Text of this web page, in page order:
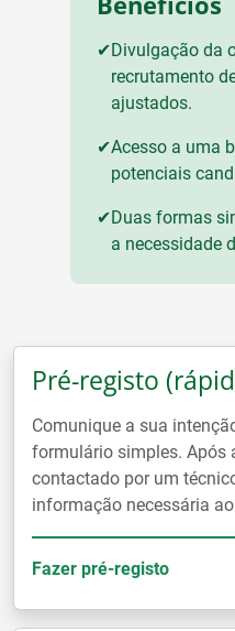
✔Divulgação da
recrutamento
ajustados.
✔Acesso a uma
potenciais
✔Duas formas
a necessidade
Pré-registo
Comunique a sua
formulário simples. Após
contactado por um
informação necessária
Fazer pré-registo